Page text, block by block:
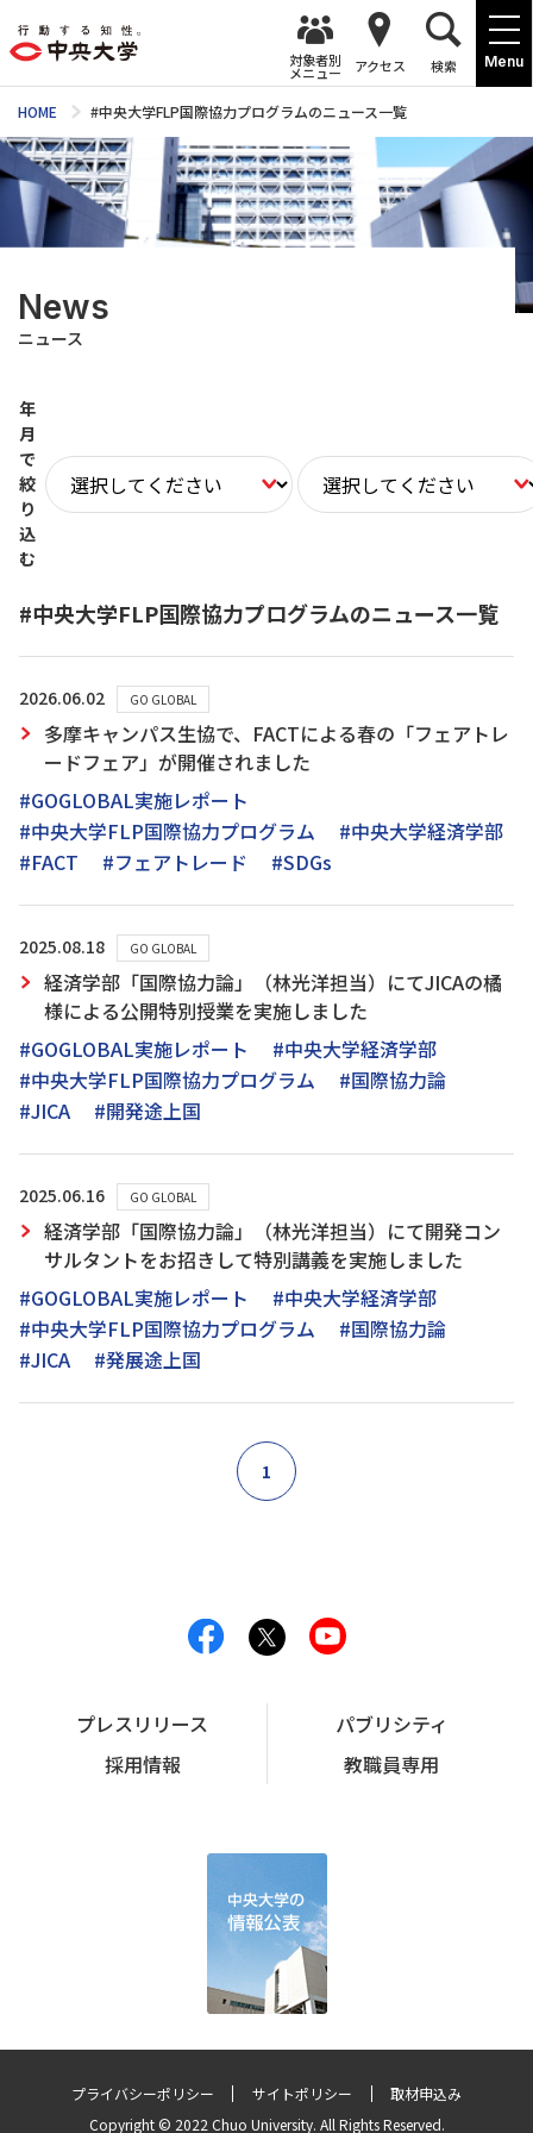
Menu
対象者別
メニュー アクセス 検索
HOME #中央大学FLP国際協力プログラムのニュース一覧
News
ニュース
年
月
で
絞
り
込
む
#中央大学FLP国際協力プログラムのニュース一覧
2026.06.02 GO GLOBAL
多摩キャンパス生協で、FACTによる春の「フェアトレ
ードフェア」が開催されました
#GOGLOBAL実施レポート
#中央大学FLP国際協力プログラム
#中央大学経済学部
#FACT
#フェアトレード #SDGs
2025.08.18 GO GLOBAL
経済学部「国際協力論」（林光洋担当）にてJICAの橘
様による公開特別授業を実施しました
#GOGLOBAL実施レポート
#中央大学経済学部
#中央大学FLP国際協力プログラム
#国際協力論
#JICA
#開発途上国
2025.06.16 GO GLOBAL
経済学部「国際協力論」（林光洋担当）にて開発コン
サルタントをお招きして特別講義を実施しました
#GOGLOBAL実施レポート
#中央大学経済学部
#中央大学FLP国際協力プログラム
#国際協力論
#JICA
#発展途上国
1
プレスリリース
パブリシティ
採用情報
教職員専用
プライバシーポリシー サイトポリシー
取材申込み
Copyright © 2022 Chuo University. All Rights Reserved.